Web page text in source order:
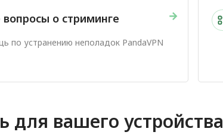
→
о стриминге
по устранению неполадок PandaVPN
вашего устройства